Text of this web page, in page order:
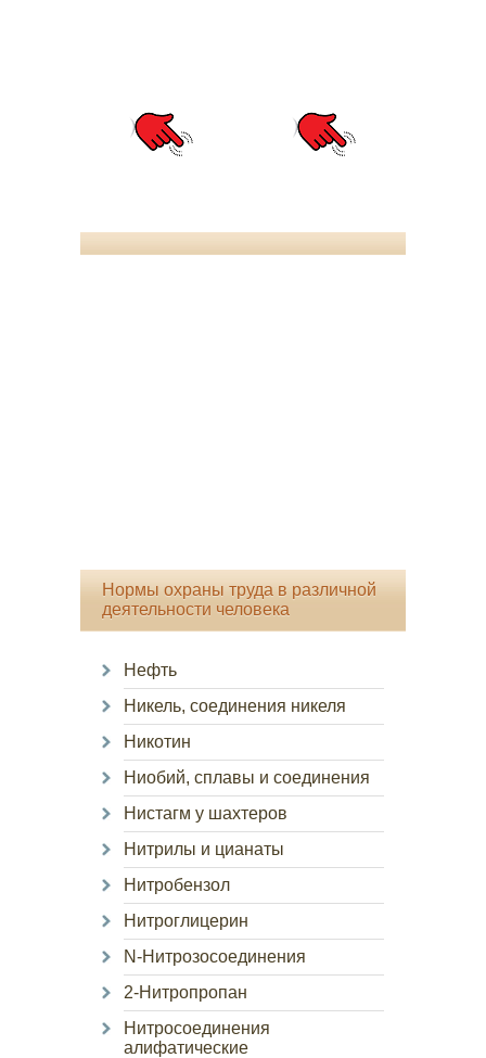
Нормы охраны труда в различной
деятельности человека
Нефть
Никель, соединения никеля
Никотин
Ниобий, сплавы и соединения
Нистагм у шахтеров
Нитрилы и цианаты
Нитробензол
Нитроглицерин
N-Нитрозосоединения
2-Нитропропан
Нитросоединения
алифатические